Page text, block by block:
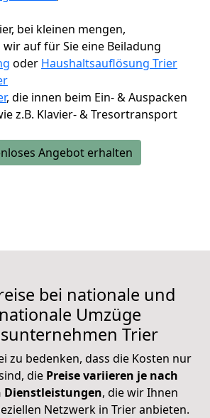
bei kleinen mengen,
auf für Sie eine Beiladung
oder Haushaltsauflösung Trier
, die innen beim Ein- & Auspacken
z.B. Klavier- & Tresortransport
Angebot erhalten
bei nationale und
Umzüge
Trier
zu bedenken, dass die Kosten nur
die Preise variieren je nach
Dienstleistungen, die wir Ihnen
Netzwerk in Trier anbieten.